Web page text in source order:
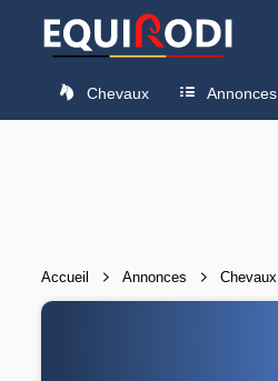
Chevaux Annonces
Accueil Annonces Chevaux